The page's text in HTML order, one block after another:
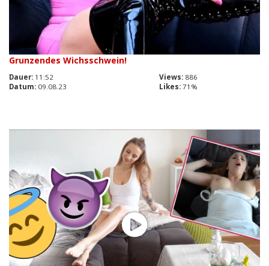
Grunzendes Wichsschwein!
Dauer: 11:52 Views: 886
Datum: 09.08.23 Likes: 71%